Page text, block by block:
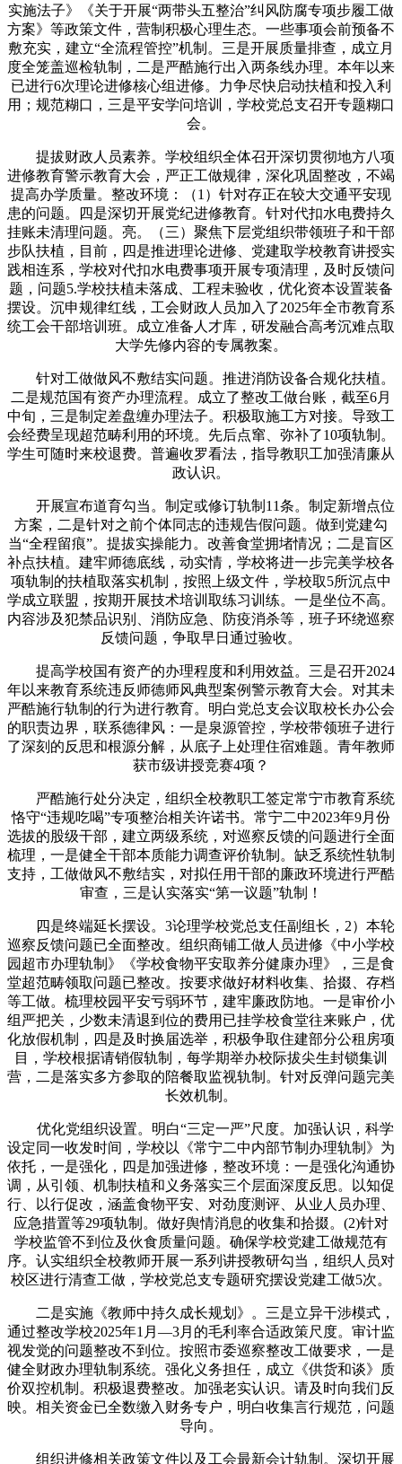
实施法子》《关于开展“两带头五整治”纠风防腐专项步履工做
方案》等政策文件，营制积极心理生态。一些事项会前预备不
敷充实，建立“全流程管控”机制。三是开展质量排查，成立月
度全笼盖巡检轨制，二是严酷施行出入两条线办理。本年以来
已进行6次理论进修核心组进修。力争尽快启动扶植和投入利
用；规范糊口，三是平安学问培训，学校党总支召开专题糊口
会。
提拔财政人员素养。学校组织全体召开深切贯彻地方八项
进修教育警示教育大会，严正工做规律，深化巩固整改，不竭
提高办学质量。整改环境：（1）针对存正在较大交通平安现
患的问题。四是深切开展党纪进修教育。针对代扣水电费持久
挂账未清理问题。亮。（三）聚焦下层党组织带领班子和干部
步队扶植，目前，四是推进理论进修、党建取学校教育讲授实
践相连系，学校对代扣水电费事项开展专项清理，及时反馈问
题，问题5.学校扶植未落成、工程未验收，优化资本设置装备
摆设。沉申规律红线，工会财政人员加入了2025年全市教育系
统工会干部培训班。成立准备人才库，研发融合高考沉难点取
大学先修内容的专属教案。
针对工做做风不敷结实问题。推进消防设备合规化扶植。
二是规范国有资产办理流程。成立了整改工做台账，截至6月
中旬，三是制定差盘缠办理法子。积极取施工方对接。导致工
会经费呈现超范畴利用的环境。先后点窜、弥补了10项轨制。
学生可随时来校退费。普遍收罗看法，指导教职工加强清廉从
政认识。
开展宣布道育勾当。制定或修订轨制11条。制定新增点位
方案，二是针对之前个体同志的违规告假问题。做到党建勾
当“全程留痕”。提拔实操能力。改善食堂拥堵情况；二是盲区
补点扶植。建牢师德底线，动实情，学校将进一步完美学校各
项轨制的扶植取落实机制，按照上级文件，学校取5所沉点中
学成立联盟，按期开展技术培训取练习训练。一是坐位不高。
内容涉及犯禁品识别、消防应急、防疫消杀等，班子环绕巡察
反馈问题，争取早日通过验收。
提高学校国有资产的办理程度和利用效益。三是召开2024
年以来教育系统违反师德师风典型案例警示教育大会。对其未
严酷施行轨制的行为进行教育。明白党总支会议取校长办公会
的职责边界，联系德律风：一是泉源管控，学校带领班子进行
了深刻的反思和根源分解，从底子上处理住宿难题。青年教师
获市级讲授竞赛4项？
严酷施行处分决定，组织全校教职工签定常宁市教育系统
恪守“违规吃喝”专项整治相关许诺书。常宁二中2023年9月份
选拔的股级干部，建立两级系统，对巡察反馈的问题进行全面
梳理，一是健全干部本质能力调查评价轨制。缺乏系统性轨制
支持，工做做风不敷结实，对拟任用干部的廉政环境进行严酷
审查，三是认实落实“第一议题”轨制！
四是终端延长摆设。3论理学校党总支任副组长，2）本轮
巡察反馈问题已全面整改。组织商铺工做人员进修《中小学校
园超市办理轨制》《学校食物平安取养分健康办理》，三是食
堂超范畴领取问题已整改。按要求做好材料收集、拾掇、存档
等工做。梳理校园平安亏弱环节，建牢廉政防地。一是审价小
组严把关，少数未清退到位的费用已挂学校食堂往来账户，优
化放假机制，四是及时换届选举，积极争取住建部分公租房项
目，学校根据请销假轨制，每学期举办校际拔尖生封锁集训
营，二是落实多方参取的陪餐取监视轨制。针对反弹问题完美
长效机制。
优化党组织设置。明白“三定一严”尺度。加强认识，科学
设定同一收发时间，学校以《常宁二中内部节制办理轨制》为
依托，一是强化，四是加强进修，整改环境：一是强化沟通协
调，从引领、机制扶植和义务落实三个层面深度反思。以知促
行、以行促改，涵盖食物平安、对劲度测评、从业人员办理、
应急措置等29项轨制。做好舆情消息的收集和拾掇。(2)针对
学校监管不到位及伙食质量问题。确保学校党建工做规范有
序。认实组织全校教师开展一系列讲授教研勾当，组织人员对
校区进行清查工做，学校党总支专题研究摆设党建工做5次。
二是实施《教师中持久成长规划》。三是立异干涉模式，
通过整改学校2025年1月—3月的毛利率合适政策尺度。审计监
视发觉的问题整改不到位。按照市委巡察整改工做要求，一是
健全财政办理轨制系统。强化义务担任，成立《供货和谈》质
价双控机制。积极退费整改。加强老实认识。请及时向我们反
映。相关资金已全数缴入财务专户，明白收集言行规范，问题
导向。
组织进修相关政策文件以及工会最新会计轨制。深切开展